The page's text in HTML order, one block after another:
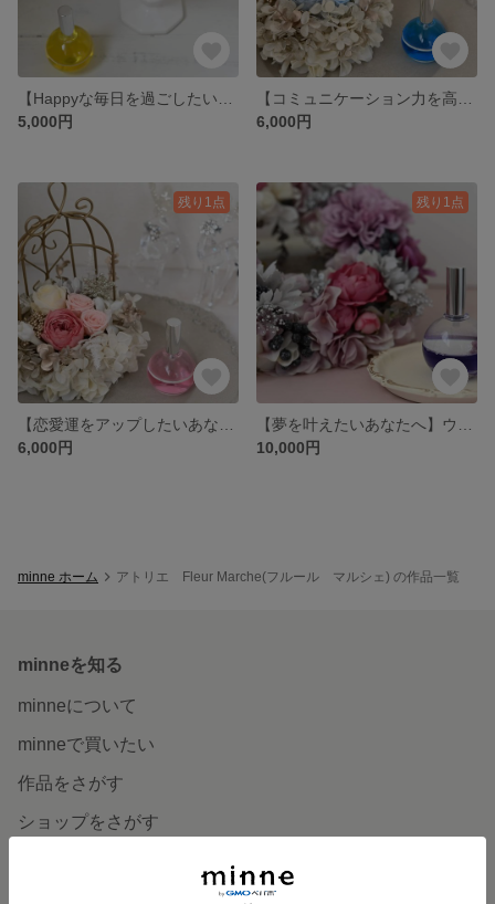
5,000円
6,000円
残り1点
6,000円
残り1点
10,000円
minne ホーム アトリエ Fleur Marche(フルール マルシェ) の作品一覧
minneを知る
minneについて
minneで買いたい
作品をさがす
ショップをさがす